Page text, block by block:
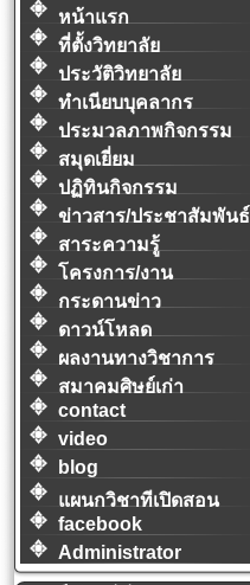
หน้าแรก
ที่ตั้งวิทยาลัย
ประวัติวิทยาลัย
ทำเนียบบุคลากร
ประมวลภาพกิจกรรม
สมุดเยี่ยม
ปฏิทินกิจกรรม
ข่าวสาร/ประชาสัมพันธ์
สาระความรู้
โครงการ/งาน
กระดานข่าว
ดาวน์โหลด
ผลงานทางวิชาการ
สมาคมศิษย์เก่า
contact
video
blog
แผนกวิชาทีเปิดสอน
facebook
Administrator